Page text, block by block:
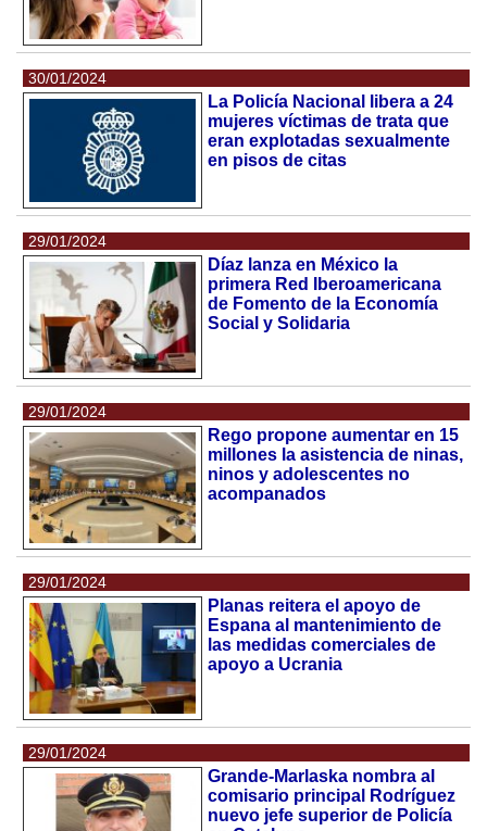
30/01/2024
La Policía Nacional libera a 24
mujeres víctimas de trata que
eran explotadas sexualmente
en pisos de citas
29/01/2024
Díaz lanza en México la
primera Red Iberoamericana
de Fomento de la Economía
Social y Solidaria
29/01/2024
Rego propone aumentar en 15
millones la asistencia de ninas,
ninos y adolescentes no
acompanados
29/01/2024
Planas reitera el apoyo de
Espana al mantenimiento de
las medidas comerciales de
apoyo a Ucrania
29/01/2024
Grande-Marlaska nombra al
comisario principal Rodríguez
nuevo jefe superior de Policía